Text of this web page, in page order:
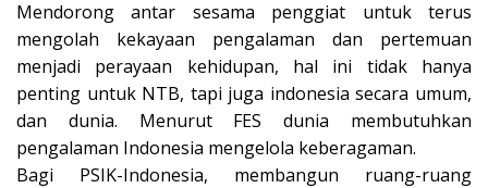
Mendorong antar sesama penggiat untuk terus
mengolah kekayaan pengalaman dan pertemuan
menjadi perayaan kehidupan, hal ini tidak hanya
penting untuk NTB, tapi juga indonesia secara umum,
dan dunia. Menurut FES dunia membutuhkan
pengalaman Indonesia mengelola keberagaman.
Bagi PSIK-Indonesia, membangun ruang-ruang